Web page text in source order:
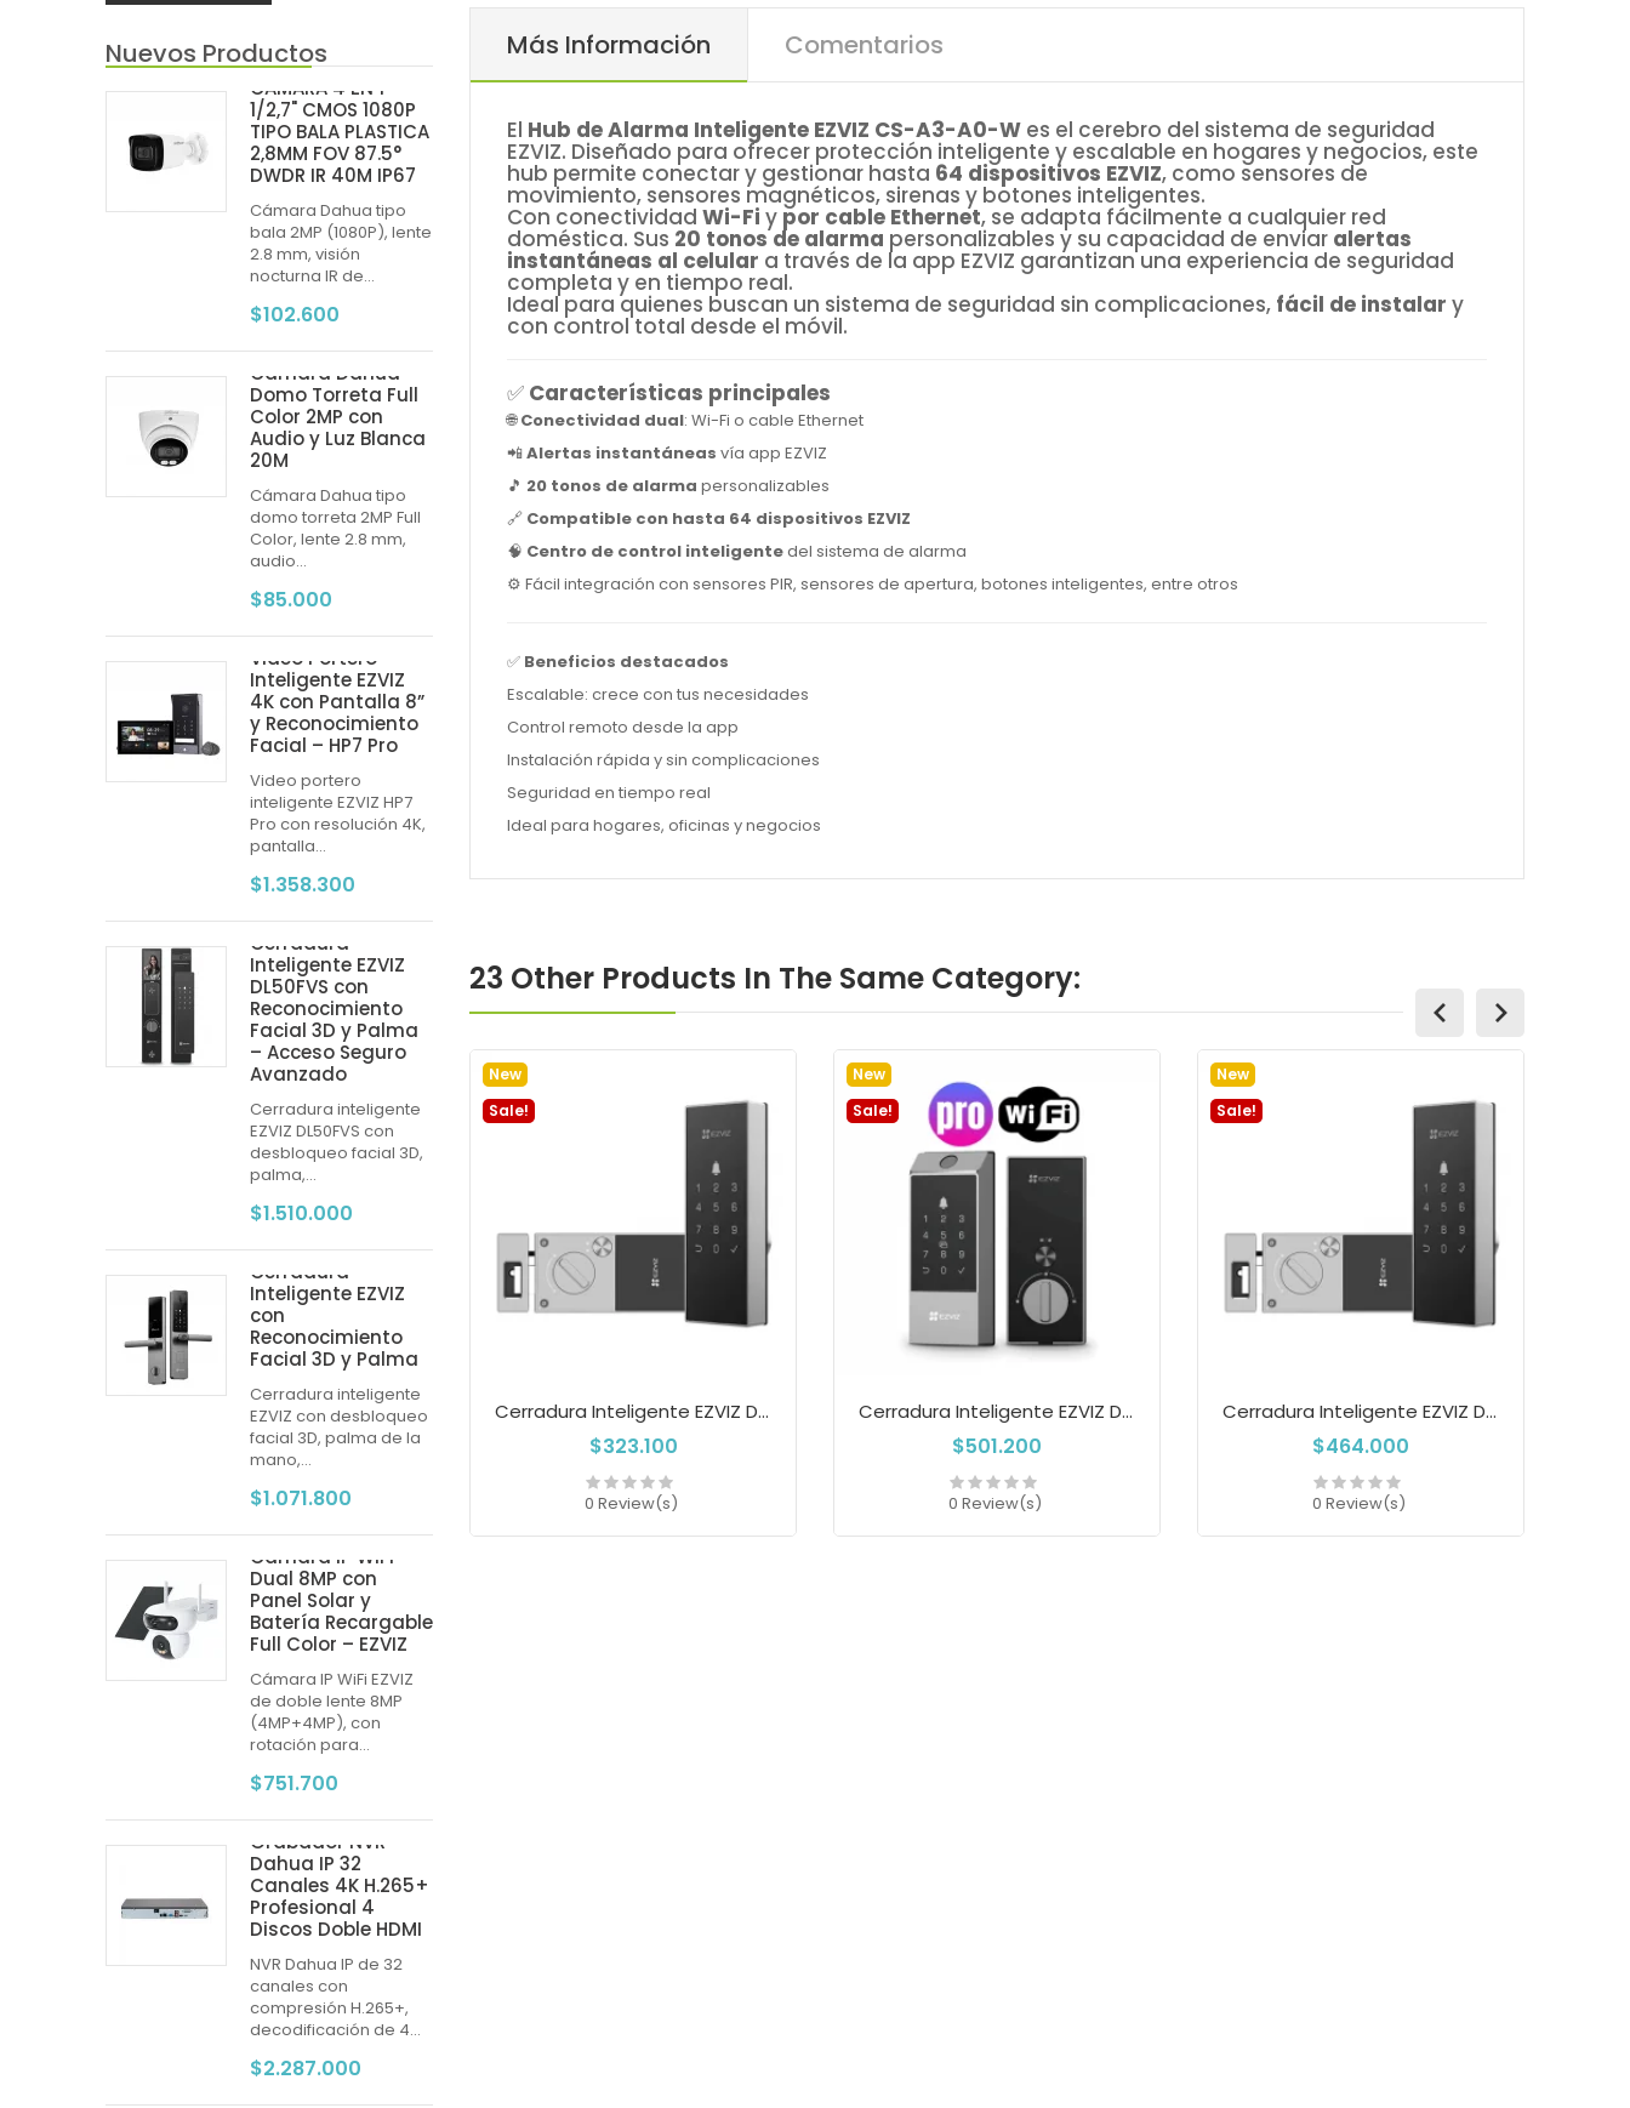
Nuevos Productos
CAMARA 4 EN 1
1/2,7" CMOS 1080P
TIPO BALA PLASTICA
2,8MM FOV 87.5°
DWDR IR 40M IP67
Cámara Dahua tipo
bala 2MP (1080P), lente
2.8 mm, visión
nocturna IR de...
$102.600
Cámara Dahua
Domo Torreta Full
Color 2MP con
Audio y Luz Blanca
20M
Cámara Dahua tipo
domo torreta 2MP Full
Color, lente 2.8 mm,
audio...
$85.000
Video Portero
Inteligente EZVIZ
4K con Pantalla 8”
y Reconocimiento
Facial – HP7 Pro
Video portero
inteligente EZVIZ HP7
Pro con resolución 4K,
pantalla...
$1.358.300
Cerradura
Inteligente EZVIZ
DL50FVS con
Reconocimiento
Facial 3D y Palma
– Acceso Seguro
Avanzado
Cerradura inteligente
EZVIZ DL50FVS con
desbloqueo facial 3D,
palma,...
$1.510.000
Cerradura
Inteligente EZVIZ
con
Reconocimiento
Facial 3D y Palma
Cerradura inteligente
EZVIZ con desbloqueo
facial 3D, palma de la
mano,...
$1.071.800
Cámara IP WiFi
Dual 8MP con
Panel Solar y
Batería Recargable
Full Color – EZVIZ
Cámara IP WiFi EZVIZ
de doble lente 8MP
(4MP+4MP), con
rotación para...
$751.700
Grabador NVR
Dahua IP 32
Canales 4K H.265+
Profesional 4
Discos Doble HDMI
NVR Dahua IP de 32
canales con
compresión H.265+,
decodificación de 4...
$2.287.000
Más Información Comentarios
El Hub de Alarma Inteligente EZVIZ CS-A3-A0-W es el cerebro del sistema de seguridad
EZVIZ. Diseñado para ofrecer protección inteligente y escalable en hogares y negocios, este
hub permite conectar y gestionar hasta 64 dispositivos EZVIZ, como sensores de
movimiento, sensores magnéticos, sirenas y botones inteligentes.
Con conectividad Wi-Fi y por cable Ethernet, se adapta fácilmente a cualquier red
doméstica. Sus 20 tonos de alarma personalizables y su capacidad de enviar alertas
instantáneas al celular a través de la app EZVIZ garantizan una experiencia de seguridad
completa y en tiempo real.
Ideal para quienes buscan un sistema de seguridad sin complicaciones, fácil de instalar y
con control total desde el móvil.
✅ Características principales
🌐Conectividad dual: Wi-Fi o cable Ethernet
📲Alertas instantáneas vía app EZVIZ
🎵 20 tonos de alarma personalizables
🔗 Compatible con hasta 64 dispositivos EZVIZ
🧠 Centro de control inteligentedel sistema de alarma
⚙️ Fácil integración con sensores PIR, sensores de apertura, botones inteligentes, entre otros
✅ Beneficios destacados
Escalable: crece con tus necesidades
Control remoto desde la app
Instalación rápida y sin complicaciones
Seguridad en tiempo real
Ideal para hogares, oficinas y negocios
23 Other Products In The Same Category:
New
Sale!
Cerradura Inteligente EZVIZ DL03...
$323.100
0 Review(s)
New
Sale!
Cerradura Inteligente EZVIZ DL04...
$501.200
0 Review(s)
New
Sale!
Cerradura Inteligente EZVIZ DL03...
$464.000
0 Review(s)